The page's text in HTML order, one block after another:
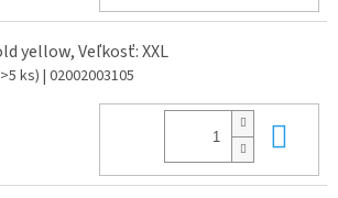
yellow, Veľkosť: XXL
ks) | 02002003105